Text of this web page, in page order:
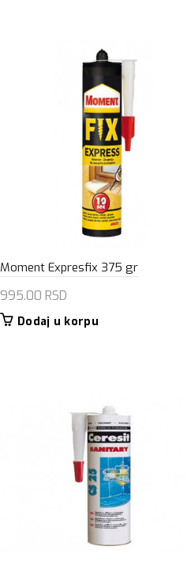
Moment Expresfix 375 gr
995.00 RSD
Dodaj u korpu